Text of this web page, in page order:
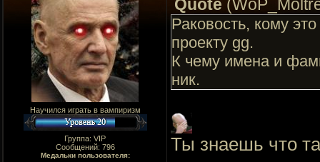
Научился играть в вампиризм
Группа: VIP
Сообщений: 796
Медальки пользователя:
Quote (
Раковость, кому
проекту gg.
К чему имена и
ник.
Ты знаешь что